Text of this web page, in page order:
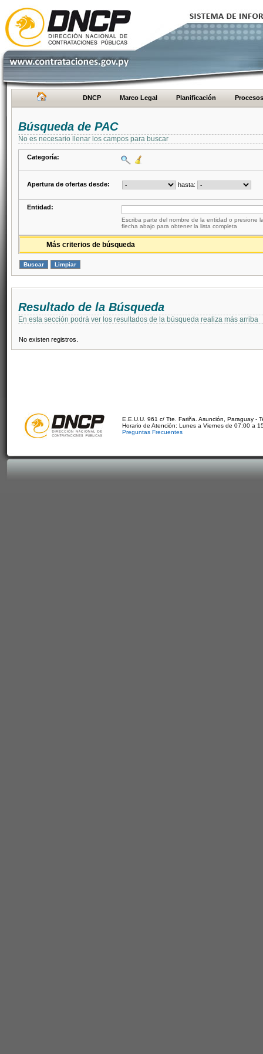
DNCP Marco Legal Planificación Procesos
Búsqueda de PAC
No es necesario llenar los campos para buscar
Categoría:
Apertura de ofertas desde: hasta:
Entidad:
Escriba parte del nombre de la entidad o presione
flecha abajo para obtener la lista completa
Más criterios de búsqueda
Resultado de la Búsqueda
En esta sección podrá ver los resultados de la búsqueda realiza más arriba
No existen registros.
E.E.U.U. 961 c/ Tte. Fariña. Asunción, Paraguay -
Horario de Atención: Lunes a Viernes de 07:00 a
Preguntas Frecuentes